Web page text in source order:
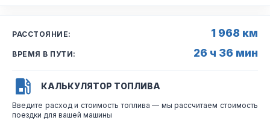
РАССТОЯНИЕ: 1 968 км
ВРЕМЯ В ПУТИ: 26 ч 36 мин
КАЛЬКУЛЯТОР ТОПЛИВА
Введите расход и стоимость топлива — мы рассчитаем стоимость
поездки для вашей машины